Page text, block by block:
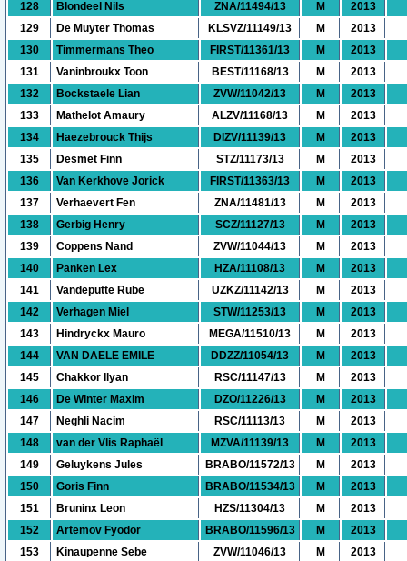
128 Blondeel Nils ZNA/11494/13 M
2013
129
De Muyter Thomas KLSVZ/11149/13 M
2013
130
Timmermans Theo FIRST/11361/13 M
2013
131
Vaninbroukx Toon BEST/11168/13 M
2013
132
Bockstaele Lian ZVW/11042/13 M
2013
133
Mathelot Amaury ALZV/11168/13 M
2013
134
Haezebrouck Thijs DIZV/11139/13 M
2013
135
Desmet Finn STZ/11173/13 M
2013
136
Van Kerkhove Jorick FIRST/11363/13 M
2013
137
Verhaevert Fen ZNA/11481/13 M
2013
138
Gerbig Henry SCZ/11127/13 M
2013
139
Coppens Nand ZVW/11044/13 M
2013
140
Panken Lex HZA/11108/13 M
2013
141
Vandeputte Rube UZKZ/11142/13 M
2013
142
Verhagen Miel STW/11253/13 M
2013
143
Hindryckx Mauro MEGA/11510/13 M
2013
144
VAN DAELE EMILE DDZZ/11054/13 M
2013
145
Chakkor Ilyan RSC/11147/13 M
2013
146
De Winter Maxim DZO/11226/13 M
2013
147
Neghli Nacim RSC/11113/13 M
2013
148
van der Vlis Raphaël MZVA/11139/13 M
2013
149
Geluykens Jules BRABO/11572/13 M
2013
150
Goris Finn BRABO/11534/13 M
2013
151
Bruninx Leon HZS/11304/13 M
2013
152
Artemov Fyodor BRABO/11596/13 M
2013
153
Kinaupenne Sebe ZVW/11046/13 M
2013